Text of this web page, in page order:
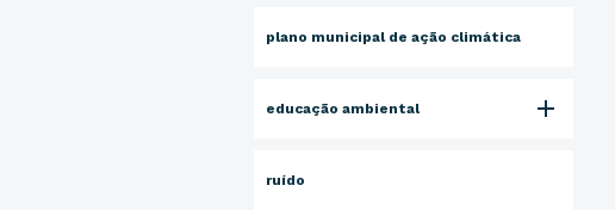
plano municipal de ação climática
educação ambiental
ruído